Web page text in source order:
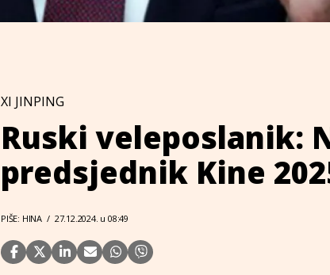
XI JINPING
Ruski veleposlanik:
predsjednik Kine
PIŠE: HINA / 27.12.2024. u 08:49